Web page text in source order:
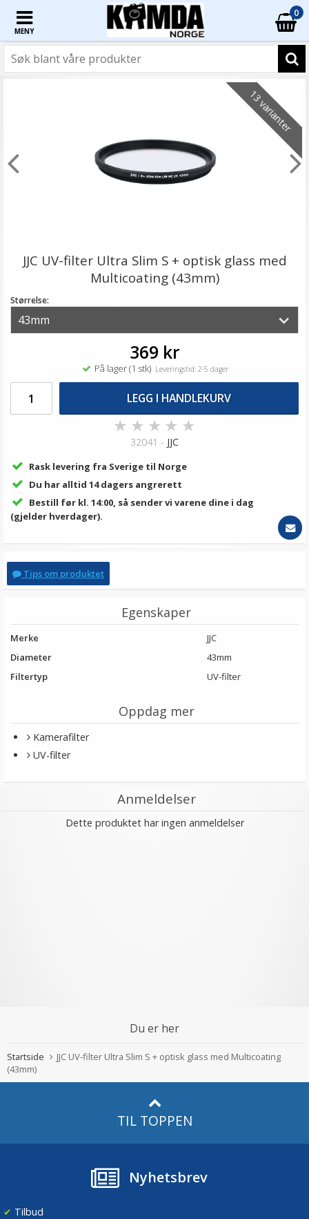
MENY
0
13 varianter
JJC UV-filter Ultra Slim S + optisk glass med
Multicoating (43mm)
Størrelse:
369 kr
På lager (1 stk)Leveringstid: 2-5 dager
LEGG I HANDLEKURV
★ ★ ★ ★ ★
32041 - JJC
Rask levering fra Sverige til Norge
Du har alltid 14 dagers angrerett
Bestill før kl. 14:00, så sender vi varene dine i dag
(gjelder hverdager).
Tips om produktet
Egenskaper
Merke
JJC
Diameter
43mm
Filtertyp
UV-filter
Oppdag mer
Kamerafilter
UV-filter
Anmeldelser
Dette produktet har ingen anmeldelser
Du er her
Startside
JJC UV-filter Ultra Slim S + optisk glass med Multicoating
(43mm)
TIL TOPPEN
Nyhetsbrev
✔ Tilbud